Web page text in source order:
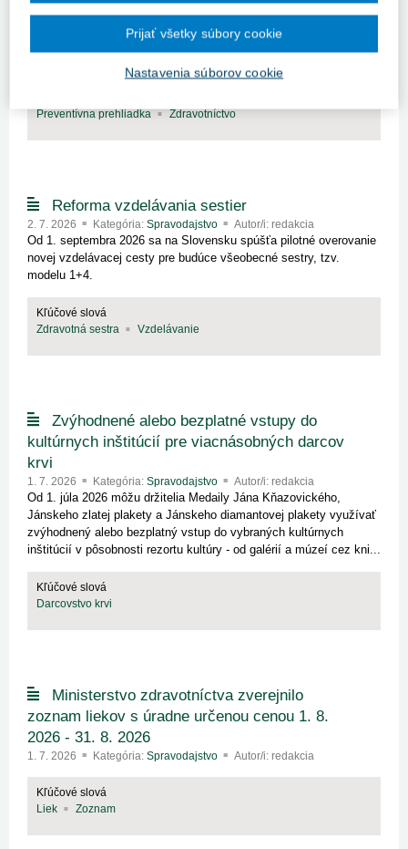
Zmeny sa týkajú dvoch vyšetrení, a to organizovaného skríningu
rakoviny prsníka, aj vyšetrení v rámci včasnej detekcie rakoviny
Preventívna prehliadka
Zdravotníctvo
Reforma vzdelávania sestier
2. 7. 2026 Kategória: Spravodajstvo Autor/i: redakcia
Od 1. septembra 2026 sa na Slovensku spúšťa pilotné overovanie
novej vzdelávacej cesty pre budúce všeobecné sestry, tzv.
modelu 1+4.
Kľúčové slová
Zdravotná sestra
Vzdelávanie
Zvýhodnené alebo bezplatné vstupy do
kultúrnych inštitúcií pre viacnásobných darcov
krvi
1. 7. 2026 Kategória: Spravodajstvo Autor/i: redakcia
Od 1. júla 2026 môžu držitelia Medaily Jána Kňazovického,
Jánskeho zlatej plakety a Jánskeho diamantovej plakety využívať
zvýhodnený alebo bezplatný vstup do vybraných kultúrnych
inštitúcií v pôsobnosti rezortu kultúry - od galérií a múzeí cez kni...
Kľúčové slová
Darcovstvo krvi
Ministerstvo zdravotníctva zverejnilo
zoznam liekov s úradne určenou cenou 1. 8.
2026 - 31. 8. 2026
1. 7. 2026 Kategória: Spravodajstvo Autor/i: redakcia
Kľúčové slová
Liek
Zoznam
Nastavenia súborov cookie
Prijať všetky súbory cookie